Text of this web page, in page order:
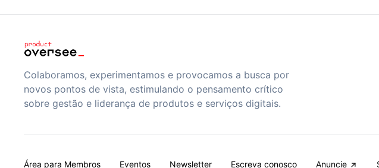
Colaboramos, experimentamos e provocamos a busca por
novos pontos de vista, estimulando o pensamento crítico
sobre gestão e liderança de produtos e serviços digitais.
Área para Membros Eventos Newsletter Escreva conosco Anuncie